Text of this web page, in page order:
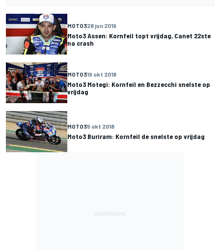
MOTO328 jun 2019
Moto3 Assen: Kornfeil topt vrijdag, Canet 22ste
na crash
MOTO319 okt 2018
Moto3 Motegi: Kornfeil en Bezzecchi snelste op
vrijdag
MOTO35 okt 2018
Moto3 Buriram: Kornfeil de snelste op vrijdag